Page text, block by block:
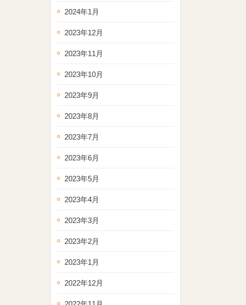
2024年1月
2023年12月
2023年11月
2023年10月
2023年9月
2023年8月
2023年7月
2023年6月
2023年5月
2023年4月
2023年3月
2023年2月
2023年1月
2022年12月